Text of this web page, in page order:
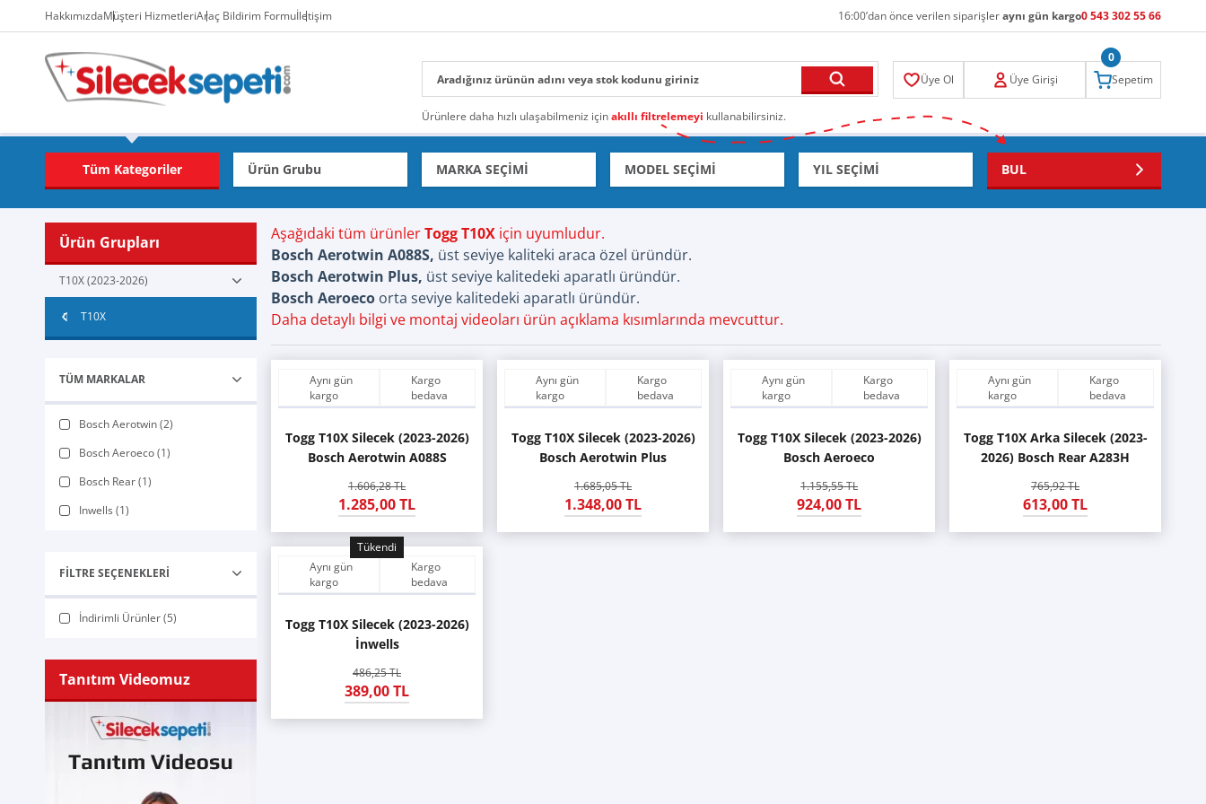
HakkımızdaMüşteri HizmetleriAraç Bildirim Formuİletişim 16:00’dan önce verilen siparişleraynı gün kargo0 543 302 55 66
Ürünlere daha hızlı ulaşabilmeniz içinakıllı filtrelemeyi kullanabilirsiniz.
Üye Ol Üye Girişi Sepetim
0
Tüm Kategoriler BUL
Ürün Grupları
T10X (2023-2026)
T10X
TÜM MARKALAR
Bosch Aerotwin (2)
Bosch Aeroeco (1)
Bosch Rear (1)
Inwells (1)
FILTRE SEÇENEKLERI
İndirimli Ürünler (5)
Tanıtım Videomuz
Aşağıdaki tüm ürünlerTogg T10X için uyumludur.
Bosch Aerotwin A088S, üst seviye kaliteki araca özel üründür.
Bosch Aerotwin Plus, üst seviye kalitedeki aparatlı üründür.
Bosch Aeroeco orta seviye kalitedeki aparatlı üründür.
Daha detaylı bilgi ve montaj videoları ürün açıklama kısımlarında mevcuttur.
Aynı gün
kargo
Kargo
bedava
Togg T10X Silecek (2023-2026)
Bosch Aerotwin A088S
1.606,28 TL
1.285,00 TL
Aynı gün
kargo
Kargo
bedava
Togg T10X Silecek (2023-2026)
Bosch Aerotwin Plus
1.685,05 TL
1.348,00 TL
Aynı gün
kargo
Kargo
bedava
Togg T10X Silecek (2023-2026)
Bosch Aeroeco
1.155,55 TL
924,00 TL
Aynı gün
kargo
Kargo
bedava
Togg T10X Arka Silecek (2023-
2026) Bosch Rear A283H
765,92 TL
613,00 TL
Tükendi
Aynı gün
kargo
Kargo
bedava
Togg T10X Silecek (2023-2026)
İnwells
486,25 TL
389,00 TL